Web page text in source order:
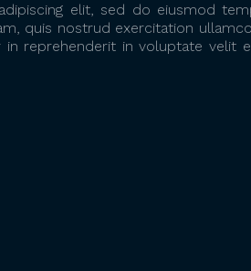
elit, sed do eiusmod
quis nostrud exercitation
reprehenderit in voluptate velit